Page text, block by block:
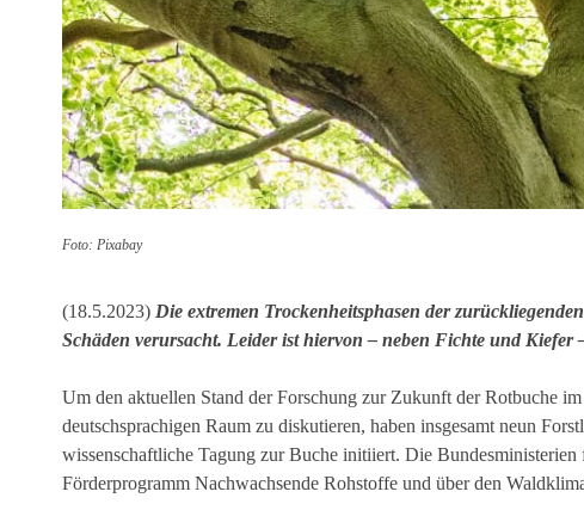
Foto: Pixabay
(18.5.2023) Die extremen Trockenheitsphasen der
Schäden verursacht. Leider ist hiervon – neben Fichte und Kiefer
Um den aktuellen Stand der Forschung zur Zukunft der Rotbuche
deutschsprachigen Raum zu diskutieren, haben insgesamt neun
wissenschaftliche Tagung zur Buche initiiert. Die
Förderprogramm Nachwachsende Rohstoffe und über den